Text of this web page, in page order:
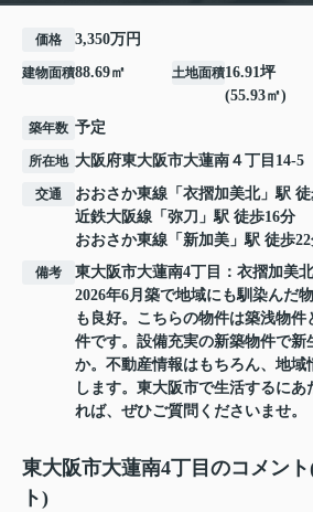
価格 3,350万円
建物面積88.69㎡ 土地面積16.91坪
(55.93㎡)
築年数 予定
所在地 大阪府東大阪市大蓮南 ４丁目14-5
交通 おおさか東線 「 衣摺加美北」駅
近鉄大阪線 「 弥刀 」駅 徒歩16分
おおさか東線 「 新加美 」駅 徒歩
備考
東大阪市大蓮南4丁目：衣摺加美
2026年6月築で地域にも馴染んだ
も良好。こちらの物件は築浅物
件です。設備充実の新築物件で新
か。不動産情報はもちろん、地域
します。東大阪市で生活するに
れば、ぜひご質問くださいませ。
東大阪市大蓮南4丁目のコメン
ト)